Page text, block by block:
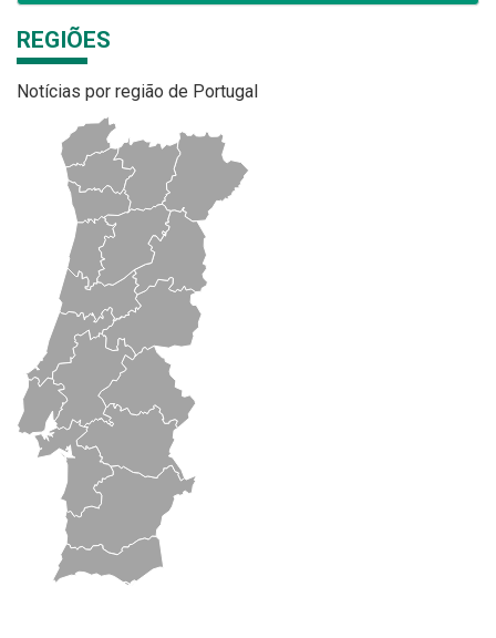
REGIÕES
Notícias por região de Portugal